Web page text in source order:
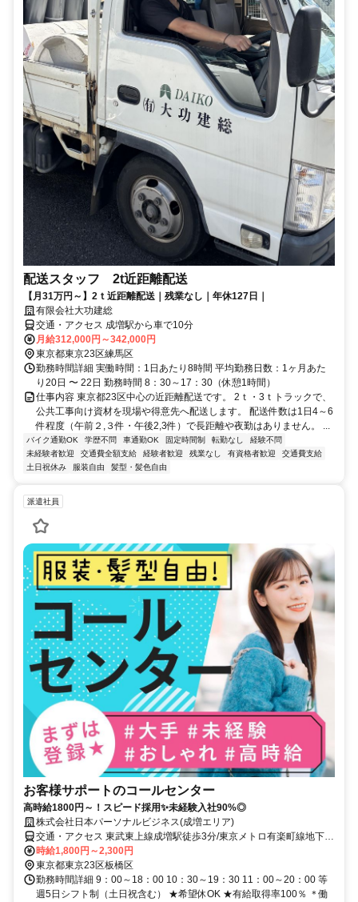
配送スタッフ 2t近距離配送
【月31万円～】2ｔ近距離配送｜残業なし｜年休127日｜
有限会社大功建総
交通・アクセス 成増駅から車で10分
月給312,000円～342,000円
東京都東京23区練馬区
勤務時間詳細 実働時間：1日あたり8時間 平均勤務日数：1ヶ月あた
り20日 〜 22日 勤務時間 8：30～17：30（休憩1時間）
仕事内容 東京都23区中心の近距離配送です。 2ｔ・3ｔトラックで、
公共工事向け資材を現場や得意先へ配送します。 配送件数は1日4～6
件程度（午前２,３件・午後2,3件）で長距離や夜勤はありません。 ...
バイク通勤OK 学歴不問 車通勤OK 固定時間制 転勤なし
経験不問
未経験者歓迎
交通費全額支給 経験者歓迎 残業なし 有資格者歓迎
交通費支給
土日祝休み
服装自由 髪型・髪色自由
派遣社員
お客様サポートのコールセンター
高時給1800円～！スピード採用✨未経験入社90%◎
株式会社日本パーソナルビジネス(成増エリア)
交通・アクセス 東武東上線成増駅徒歩3分/東京メトロ有楽町線地下鉄
成増駅徒歩1分
時給1,800円～2,300円
東京都東京23区板橋区
勤務時間詳細 9：00～18：00 10：30～19：30 11：00～20：00 等
週5日シフト制（土日祝含む） ★希望休OK ★有給取得率100％ ＊働